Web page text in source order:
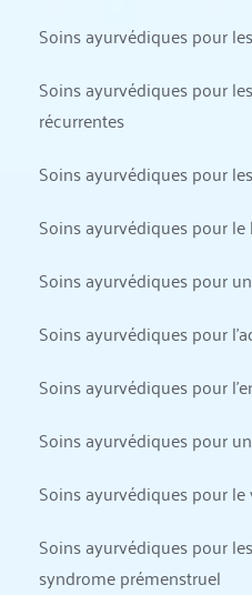
Soins ayurvédiques pour
Soins ayurvédiques pour
récurrentes
Soins ayurvédiques pour
Soins ayurvédiques pour
Soins ayurvédiques pour
Soins ayurvédiques pour
Soins ayurvédiques pour
Soins ayurvédiques pour
Soins ayurvédiques pour
Soins ayurvédiques pour
syndrome prémenstruel